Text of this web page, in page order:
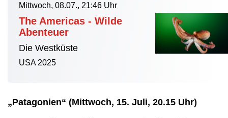
Mittwoch, 08.07., 21:46 Uhr
The Americas - Wilde
Abenteuer
Die Westküste
USA 2025
„Patagonien“ (Mittwoch, 15. Juli, 20.15 Uhr)